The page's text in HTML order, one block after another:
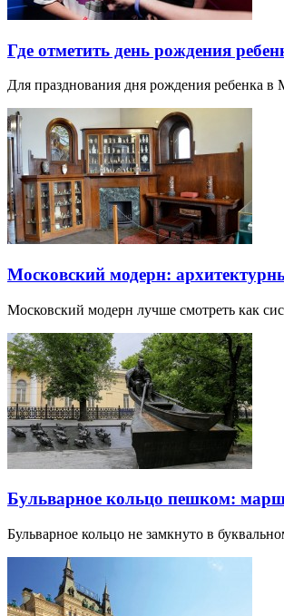
Где отметить день рождения
Для празднования дня рождения ребенка
Московский модерн:
Московский модерн лучше смотреть как
Бульварное кольцо пешком:
Бульварное кольцо не замкнуто в